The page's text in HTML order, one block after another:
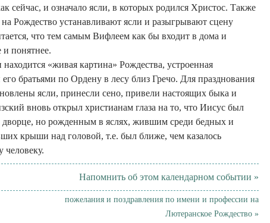
сейчас, и означало ясли, в которых родился Христос. Также
Рождество устанавливают ясли и разыгрывают сцену
что тем самым Вифлеем как бы входит в дома и
и понятнее.
«живая картина» Рождества, устроенная
братьями по Ордену в лесу близ Гречо. Для празднования
ясли, принесли сено, привели настоящих быка и
вновь открыл христианам глаза на то, что Иисус был
но рожденным в яслях, жившим среди бедных и
крыши над головой, т.е. был ближе, чем казалось
человеку.
Напомнить об этом календарном событии »
пожелания и поздравления по имени и профессии на
Лютеранское Рождество »